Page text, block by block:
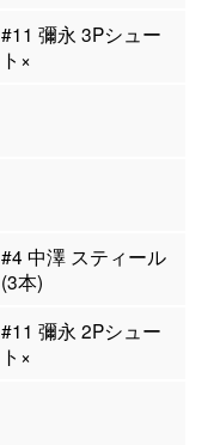
#11 彌永 3Pシュー
ト×
#4 中澤 スティール
(3本)
#11 彌永 2Pシュー
ト×